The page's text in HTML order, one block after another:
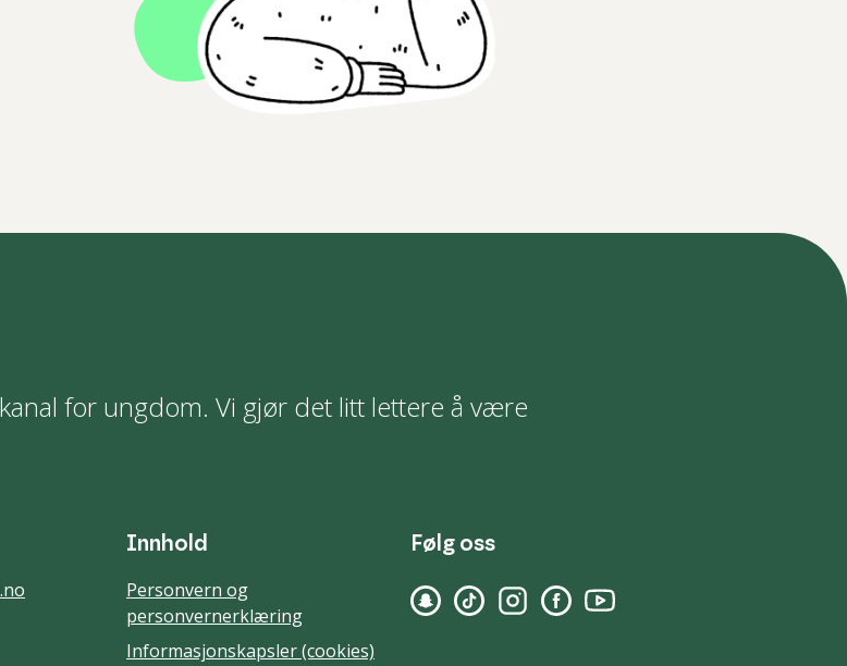
for ungdom. Vi gjør det litt lettere å være
Innhold
Personvern og
personvernerklæring
Informasjonskapsler (cookies)
Følg oss